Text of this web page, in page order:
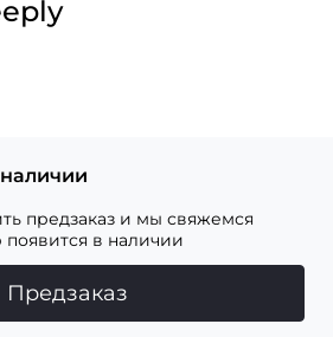
предзаказ и мы свяжемся
появится в наличии
Предзаказ